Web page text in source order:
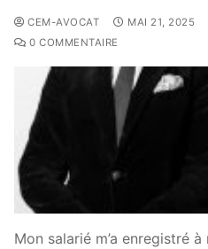
CEM-AVOCAT MAI 21, 2025
0 COMMENTAIRE
Mon salarié m’a enregistré